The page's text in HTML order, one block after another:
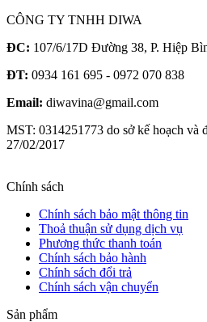
CÔNG TY TNHH DIWA
ĐC: 107/6/17D Đường 38, P. Hiệp
ĐT: 0934 161 695 - 0972 070 838
Email: diwavina@gmail.com
MST: 0314251773 do sở kế hoạch và
27/02/2017
Chính sách
Chính sách bảo mật thông tin
Thoả thuận sử dụng dịch vụ
Phương thức thanh toán
Chính sách bảo hành
Chính sách đổi trả
Chính sách vận chuyển
Sản phẩm